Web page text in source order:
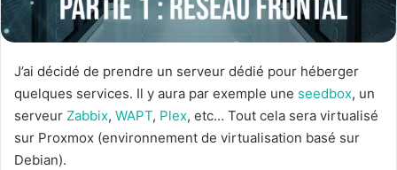
J’ai décidé de prendre un serveur dédié pour héberger
quelques services. Il y aura par exemple une seedbox, un
serveur Zabbix, WAPT, Plex, etc… Tout cela sera virtualisé
sur Proxmox (environnement de virtualisation basé sur
Debian).